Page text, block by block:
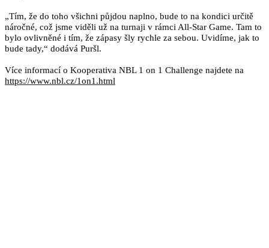
„Tím, že do toho všichni půjdou naplno, bude to na kondici určitě
náročné, což jsme viděli už na turnaji v rámci All-Star Game. Tam to
bylo ovlivněné i tím, že zápasy šly rychle za sebou. Uvidíme, jak to
bude tady,“ dodává Puršl.
Více informací o Kooperativa NBL 1 on 1 Challenge najdete na
https://www.nbl.cz/1on1.html